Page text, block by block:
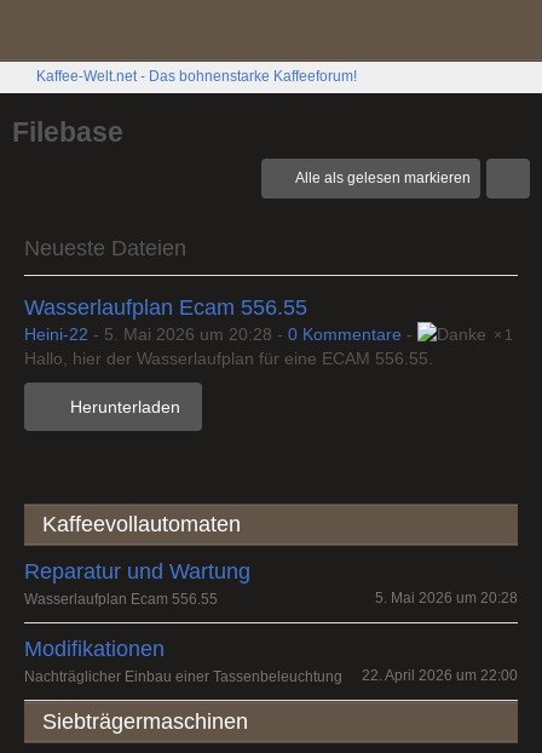
Kaffee-Welt.net - Das bohnenstarke Kaffeeforum!
Filebase
Alle als gelesen markieren
Neueste Dateien
Wasserlaufplan Ecam 556.55
Heini-22 - 5. Mai 2026 um 20:28 - 0 Kommentare - 1
Hallo, hier der Wasserlaufplan für eine ECAM 556.55.
Herunterladen
Kaffeevollautomaten
Reparatur und Wartung
Wasserlaufplan Ecam 556.55 5. Mai 2026 um 20:28
Modifikationen
Nachträglicher Einbau einer Tassenbeleuchtung 22. April 2026 um 22:00
Siebträgermaschinen